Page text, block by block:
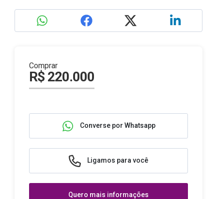
Comprar
R$ 220.000
Converse por Whatsapp
Ligamos para você
Quero mais informações